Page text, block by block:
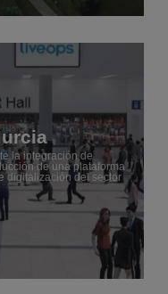
la integración de
de una plataforma
digitalización del sector